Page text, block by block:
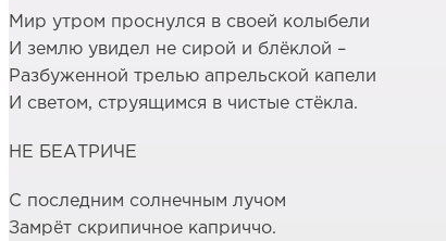
Мир утром проснулся в своей колыбели
И землю увидел не сирой и блёклой –
Разбуженной трелью апрельской капели
И светом, струящимся в чистые стёкла.
НЕ БЕАТРИЧЕ
С последним солнечным лучом
Замрёт скрипичное каприччо.